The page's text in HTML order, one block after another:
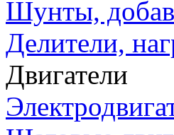
Шунты,
Делители,
Двигатели